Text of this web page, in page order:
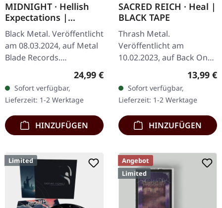
MIDNIGHT · Hellish
Expectations |
ORANGE/RED
SPLATTER LP
Black Metal. Veröffentlicht
am 08.03.2024, auf Metal
Blade Records.
Orangefarbenes Vinyl mit
rotem Splatter, limitiert
auf 1000 Stück. "Hellish…
Regulärer Preis:
24,99 €
Sofort verfügbar,
Lieferzeit: 1-2 Werktage
HINZUFÜGEN
SACRED REICH · Heal |
BLACK TAPE
Thrash Metal.
Veröffentlicht am
10.02.2023, auf Back On
Black. Schwarze Musik-
Kassette. Sacred Reich
liefern mit „Heal" ein
vernichtendes
Statement…
13,99 €
Sofort verfügbar,
Lieferzeit: 1-2 Werktage
HINZUFÜGEN
Limited
Angebot
Limited